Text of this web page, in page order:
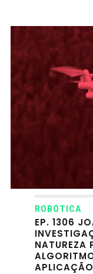
ROBÓTICA
EP. 1306
NATUREZA